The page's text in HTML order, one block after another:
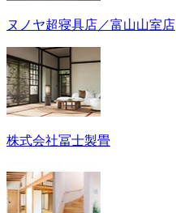
ヌノヤ超寝具店／富山山室店
株式会社冨士製畳